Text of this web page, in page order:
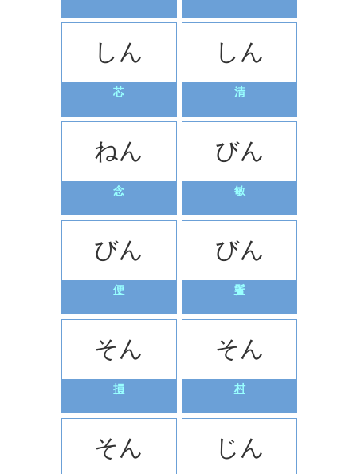
しん
芯
しん
清
ねん
念
びん
敏
びん
便
びん
鬢
そん
損
そん
村
そん じん